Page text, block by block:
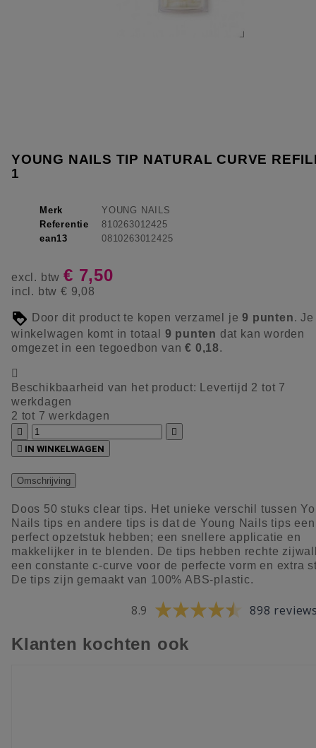
YOUNG NAILS TIP NATURAL CURVE
1
Merk
YOUNG NAILS
Referentie
810263012425
ean13
0810263012425
excl. btw € 7,50
incl. btw € 9,08
Door dit product te kopen verzamel je9 punten. Je
winkelwagen komt in totaal 9 punten dat kan worden
omgezet in een tegoedbon van€ 0,18.

Beschikbaarheid van het product:
Levertijd 2 tot 7
werkdagen
2 tot 7 werkdagen


 IN WINKELWAGEN
Omschrijving
Doos 50 stuks clear tips. Het unieke verschil tussen
Nails tips en andere tips is dat de Young Nails tips een
perfect opzetstuk hebben; een snellere applicatie en
makkelijker in te blenden. De tips hebben rechte
een constante c-curve voor de perfecte vorm en extra
De tips zijn gemaakt van 100% ABS-plastic.
8.9 898
Klanten kochten ook